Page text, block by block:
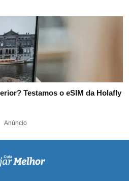
Testamos o eSIM da Holafly
Anúncio